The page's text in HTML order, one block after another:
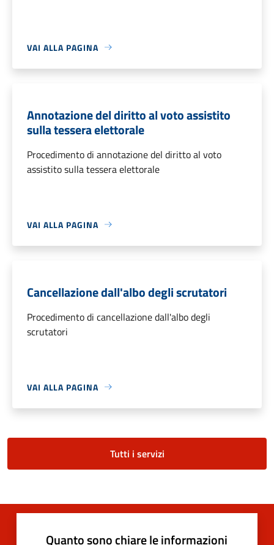
VAI ALLA PAGINA
Annotazione del diritto al voto assistito
sulla tessera elettorale
Procedimento di annotazione del diritto al voto
assistito sulla tessera elettorale
VAI ALLA PAGINA
Cancellazione dall'albo degli scrutatori
Procedimento di cancellazione dall'albo degli
scrutatori
VAI ALLA PAGINA
Tutti i servizi
Quanto sono chiare le informazioni